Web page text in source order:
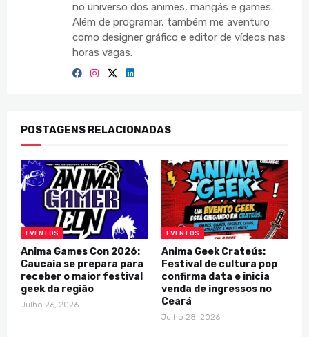
no universo dos animes, mangás e games.
Além de programar, também me aventuro
como designer gráfico e editor de vídeos nas
horas vagas.
POSTAGENS RELACIONADAS
EVENTOS
Anima Games Con 2026:
Caucaia se prepara para
receber o maior festival
geek da região
Julho 26, 2026
EVENTOS
Anima Geek Crateús:
Festival de cultura pop
confirma data e inicia
venda de ingressos no
Ceará
Julho 28, 2026